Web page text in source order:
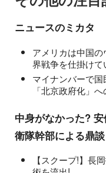
ニュースのミカタ
アメリカは中国
界戦争を仕掛け
マイナンバーで
「北京政府化」
中身がなかった?
衛隊幹部による鼎談
【スクープ!】長